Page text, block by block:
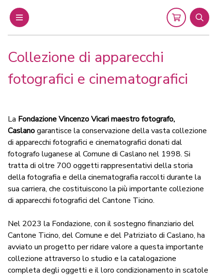
Menu Cart
Collezione di apparecchi
fotografici e cinematografici
La Fondazione Vincenzo Vicari maestro fotografo,
Caslanogarantisce la conservazione della vasta collezione
di apparecchi fotografici e cinematografici donati dal
fotografo luganese al Comune di Caslano nel 1998. Si
tratta di oltre 700 oggetti rappresentativi della storia
della fotografia e della cinematografia raccolti durante la
sua carriera, che costituiscono la più importante collezione
di apparecchi fotografici del Cantone Ticino.
Nel 2023 la Fondazione, con il sostegno finanziario del
Cantone Ticino, del Comune e del Patriziato di Caslano, ha
avviato un progetto perridare valore a questa importante
collezione attraverso lo studio e la catalogazione
completa degli oggetti e il loro condizionamento in scatole